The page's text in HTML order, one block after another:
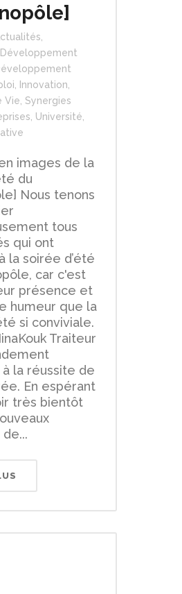
Développement
Innovation
Vie Synergies
Université
images de la
du
Nous tenons
tous
qui ont
la soirée d’été
car c'est
présence et
humeur que la
si conviviale.
Traiteur
la réussite de
En espérant
très bientôt